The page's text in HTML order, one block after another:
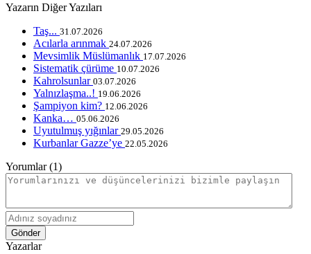
Yazarın Diğer Yazıları
Taş... 31.07.2026
Acılarla arınmak 24.07.2026
Mevsimlik Müslümanlık 17.07.2026
Sistematik çürüme 10.07.2026
Kahrolsunlar 03.07.2026
Yalnızlaşma..! 19.06.2026
Şampiyon kim? 12.06.2026
Kanka… 05.06.2026
Uyutulmuş yığınlar 29.05.2026
Kurbanlar Gazze’ye 22.05.2026
Yorumlar (1)
Gönder
Yazarlar